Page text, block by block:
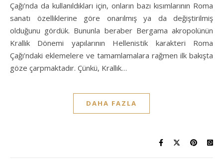
Çağı’nda da kullanıldıkları için, onların bazı kısımlarının Roma
sanatı özelliklerine göre onarılmış ya da değiştirilmiş
olduğunu gördük. Bununla beraber Bergama akropolünün
Krallık Dönemi yapılarının Hellenistik karakteri Roma
Çağı’ndaki eklemelere ve tamamlamalara rağmen ilk bakışta
göze çarpmaktadır. Çünkü, Krallık…
DAHA FAZLA